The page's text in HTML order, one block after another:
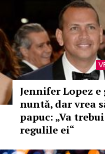
Jennifer Lopez
nuntă, dar vrea
papuc: „Va
regulile ei“